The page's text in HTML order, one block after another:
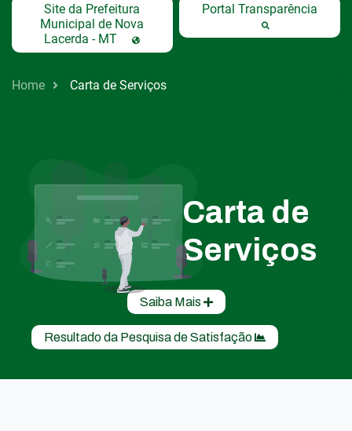
Site da Prefeitura
Municipal de Nova
Lacerda - MT
Portal Transparência
Home Carta de Serviços
Carta de
Serviços
Saiba Mais
Resultado da Pesquisa de Satisfação